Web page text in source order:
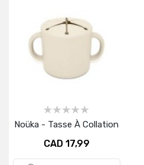
Noüka - Tasse À Collation
CAD 17,99